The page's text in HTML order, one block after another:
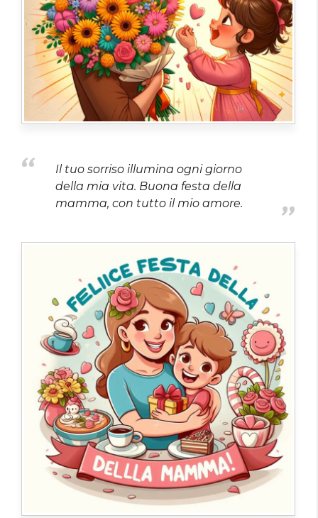
Il tuo sorriso illumina ogni giorno
della mia vita. Buona festa della
mamma, con tutto il mio amore.